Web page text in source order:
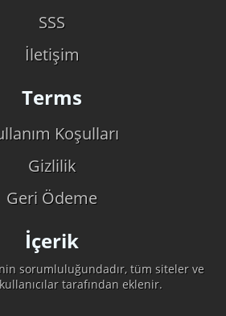
SSS
İletişim
Terms
Koşulları
Gizlilik
Geri Ödeme
İçerik
sorumluluğundadır, tüm siteler ve
tarafından eklenir.